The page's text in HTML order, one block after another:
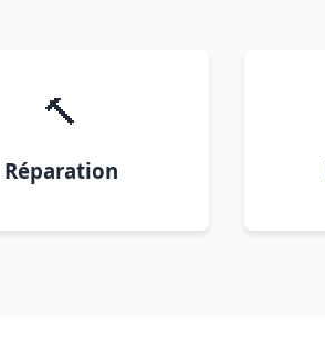
🔨
Réparation